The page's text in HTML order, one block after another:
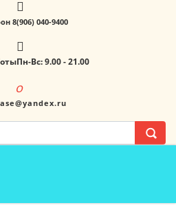
8(906) 040-9400
Вс: 9.00 - 21.00